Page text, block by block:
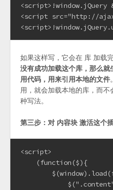
<script>!window.jQuery
<script src="http://
如果这样写，它会在 库 加载
没有成功加载这个库，那么
用代码，用来引用本地的文件
用，就会加载本地的库，而
种写法。
第三步：对 内容块 激活这个
<script>
    (function($){